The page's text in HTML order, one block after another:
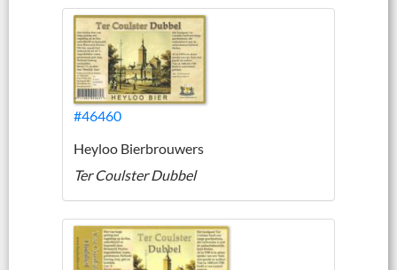
#46460
Heyloo Bierbrouwers
Ter Coulster Dubbel